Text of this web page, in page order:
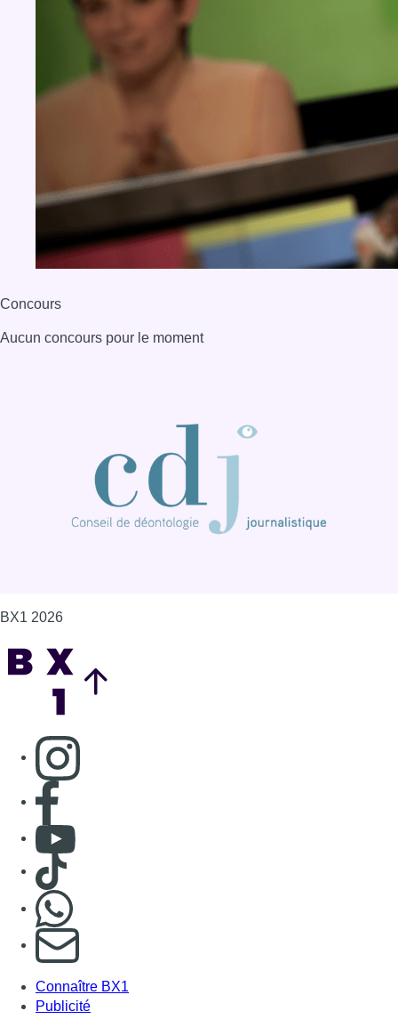
Concours
Aucun concours pour le moment
BX1 2026
Consulter page Instagram
Consulter page Facebook
Consulter Youtube
Consulter TikTok
S'abonner à notre newsletter
Connaître BX1
Publicité